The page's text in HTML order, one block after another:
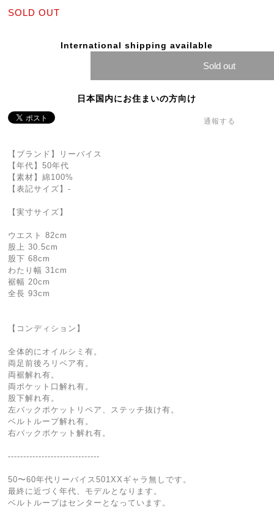
SOLD OUT
International shipping available
Sold out
日本国内にお住まいの方向け
通報する
【ブランド】リーバイス
【年代】50年代
【素材】綿100%
【表記サイズ】-
【実寸サイズ】
ウエスト 82cm
股上 30.5cm
股下 68cm
わたり幅 31cm
裾幅 20cm
全長 93cm
【コンディション】
全体的にオイルシミ有。
両足前後ろリペア有。
両裾解れ有。
両ポケット口解れ有。
股下解れ有。
左バックポケットリペア、ステッチ抜け有。
ベルトループ解れ有。
右バックポケット解れ有。
------------------------------
50〜60年代リーバイス501XXギャラ無しです。
最終に近づく年代、モデルとなります。
ベルトループはセンターとなっています。